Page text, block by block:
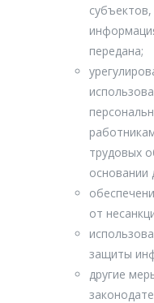
передана;
трудовых
основании
от
защиты
другие